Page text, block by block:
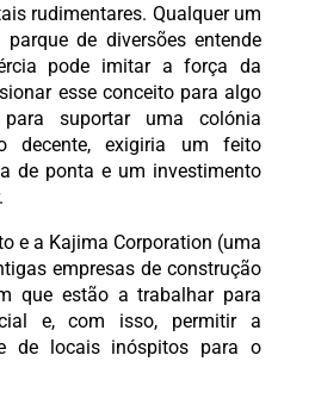
rudimentares. Qualquer um
de diversões entende
pode imitar a força da
esse conceito para algo
suportar uma colónia
decente, exigiria um feito
de ponta e um investimento
e a Kajima Corporation (uma
empresas de construção
que estão a trabalhar para
e, com isso, permitir a
de locais inóspitos para o